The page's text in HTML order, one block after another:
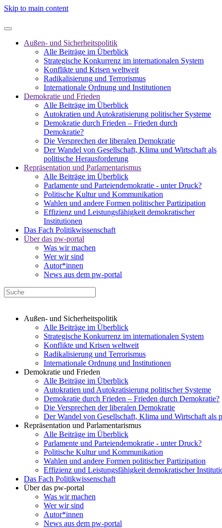
Skip to main content
Außen- und Sicherheitspolitik
Alle Beiträge im Überblick
Strategische Konkurrenz im internationalen System
Konflikte und Krisen weltweit
Radikalisierung und Terrorismus
Internationale Ordnung und Institutionen
Demokratie und Frieden
Alle Beiträge im Überblick
Autokratien und Autokratisierung politischer Systeme
Demokratie durch Frieden – Frieden durch
Demokratie?
Die Versprechen der liberalen Demokratie
Der Wandel von Gesellschaft, Klima und Wirtschaft als
politische Herausforderung
Repräsentation und Parlamentarismus
Alle Beiträge im Überblick
Parlamente und Parteiendemokratie - unter Druck?
Politische Kultur und Kommunikation
Wahlen und andere Formen politischer Partizipation
Effizienz und Leistungsfähigkeit demokratischer
Institutionen
Das Fach Politikwissenschaft
Über das pw-portal
Was wir machen
Wer wir sind
Autor*innen
News aus dem pw-portal
Außen- und Sicherheitspolitik
Alle Beiträge im Überblick
Strategische Konkurrenz im internationalen System
Konflikte und Krisen weltweit
Radikalisierung und Terrorismus
Internationale Ordnung und Institutionen
Demokratie und Frieden
Alle Beiträge im Überblick
Autokratien und Autokratisierung politischer Systeme
Demokratie durch Frieden – Frieden durch Demokratie?
Die Versprechen der liberalen Demokratie
Der Wandel von Gesellschaft, Klima und Wirtschaft als
Repräsentation und Parlamentarismus
Alle Beiträge im Überblick
Parlamente und Parteiendemokratie - unter Druck?
Politische Kultur und Kommunikation
Wahlen und andere Formen politischer Partizipation
Effizienz und Leistungsfähigkeit demokratischer
Das Fach Politikwissenschaft
Über das pw-portal
Was wir machen
Wer wir sind
Autor*innen
News aus dem pw-portal